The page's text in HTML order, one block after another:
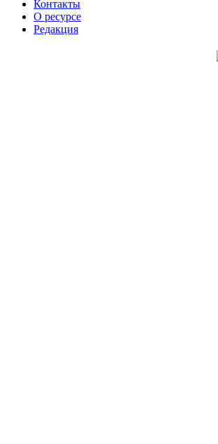
Контакты
О ресурсе
Редакция